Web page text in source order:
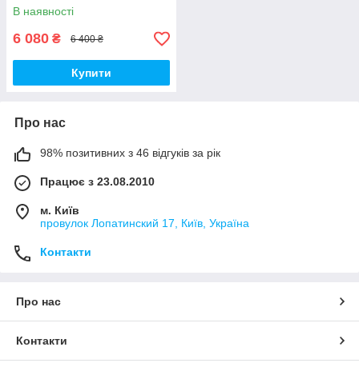
В наявності
6 080 ₴ 6 400 ₴
Купити
Про нас
98% позитивних з 46 відгуків за рік
Працює з 23.08.2010
м. Київ
провулок Лопатинский 17, Київ, Україна
Контакти
Про нас
Контакти